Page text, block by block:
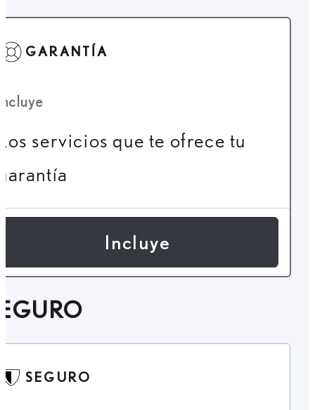
GARANTÍA
servicios que te ofrece tu
Incluye
SEGURO